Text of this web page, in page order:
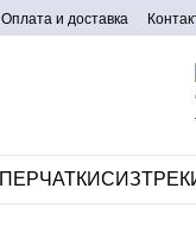
Оплата и доставка
ПЕРЧАТКИСИЗ